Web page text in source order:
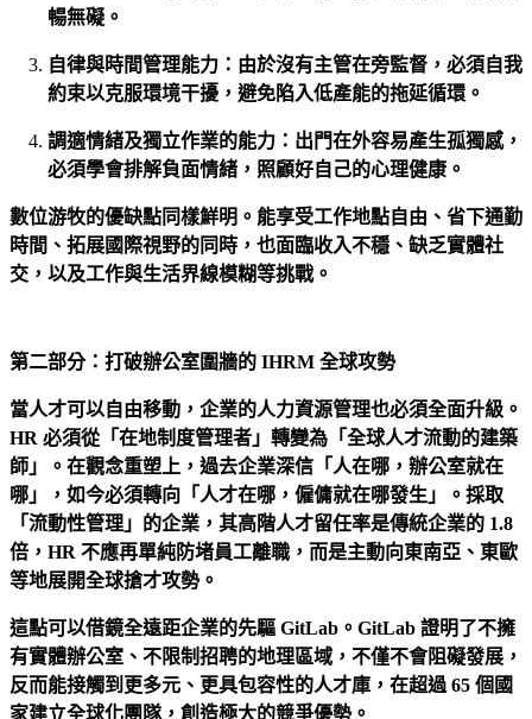
暢無礙。
自律與時間管理能力：由於沒有主管在旁監督，必須自我
約束以克服環境干擾，避免陷入低產能的拖延循環。
調適情緒及獨立作業的能力：出門在外容易產生孤獨感，
必須學會排解負面情緒，照顧好自己的心理健康。
數位游牧的優缺點同樣鮮明。能享受工作地點自由、省下通勤
時間、拓展國際視野的同時，也面臨收入不穩、缺乏實體社
交，以及工作與生活界線模糊等挑戰。
第二部分：打破辦公室圍牆的 IHRM 全球攻勢
當人才可以自由移動，企業的人力資源管理也必須全面升級。
HR 必須從「在地制度管理者」轉變為「全球人才流動的建築
師」。在觀念重塑上，過去企業深信「人在哪，辦公室就在
哪」，如今必須轉向「人才在哪，僱傭就在哪發生」。採取
「流動性管理」的企業，其高階人才留任率是傳統企業的 1.8
倍，HR 不應再單純防堵員工離職，而是主動向東南亞、東歐
等地展開全球搶才攻勢。
這點可以借鏡全遠距企業的先驅 GitLab。GitLab 證明了不擁
有實體辦公室、不限制招聘的地理區域，不僅不會阻礙發展，
反而能接觸到更多元、更具包容性的人才庫，在超過 65 個國
家建立全球化團隊，創造極大的競爭優勢。